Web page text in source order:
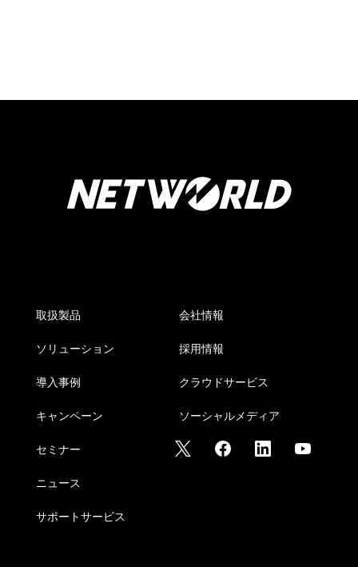
取扱製品
ソリューション
導入事例
キャンペーン
セミナー
ニュース
サポートサービス
会社情報
採用情報
クラウドサービス
ソーシャルメディア